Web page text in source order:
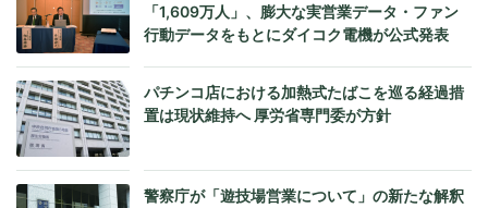
「1,609万人」、膨大な実営業データ・ファン
行動データをもとにダイコク電機が公式発表
パチンコ店における加熱式たばこを巡る経過措
置は現状維持へ 厚労省専門委が方針
警察庁が「遊技場営業について」の新たな解釈